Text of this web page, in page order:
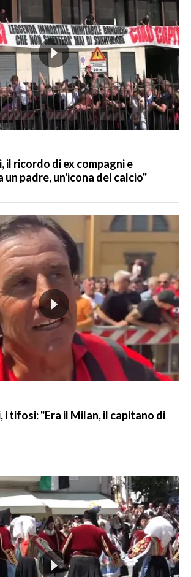
il ricordo di ex compagni e
un padre, un'icona del calcio"
i tifosi: "Era il Milan, il capitano di